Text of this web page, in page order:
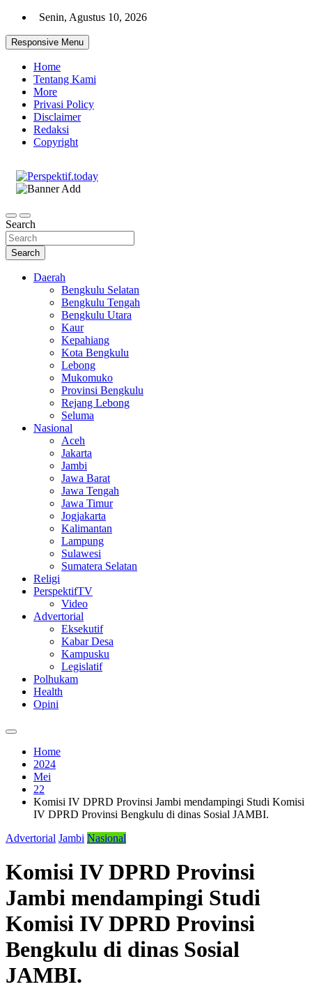
Skip
content
Senin, Agustus 10, 2026
Responsive Menu
Home
Tentang Kami
More
Privasi Policy
Disclaimer
Redaksi
Copyright
Search
Search
Daerah
Bengkulu Selatan
Bengkulu Tengah
Bengkulu Utara
Kaur
Kepahiang
Kota Bengkulu
Lebong
Mukomuko
Provinsi Bengkulu
Rejang Lebong
Seluma
Nasional
Aceh
Jakarta
Jambi
Jawa Barat
Jawa Tengah
Jawa Timur
Jogjakarta
Kalimantan
Lampung
Sulawesi
Sumatera Selatan
Religi
PerspektifTV
Video
Advertorial
Eksekutif
Kabar Desa
Kampusku
Legislatif
Polhukam
Health
Opini
Home
2024
Mei
22
Komisi IV DPRD Provinsi Jambi mendampingi Studi Komisi
IV DPRD Provinsi Bengkulu di dinas Sosial JAMBI.
Advertorial Jambi Nasional
Komisi IV DPRD Provinsi
Jambi mendampingi Studi
Komisi IV DPRD Provinsi
Bengkulu di dinas Sosial
JAMBI.